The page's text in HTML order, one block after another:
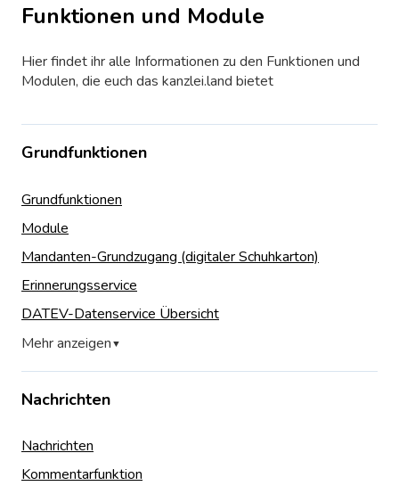
Funktionen und Module
Hier findet ihr alle Informationen zu den Funktionen und
Modulen, die euch das kanzlei.land bietet
Grundfunktionen
Grundfunktionen
Module
Mandanten-Grundzugang (digitaler Schuhkarton)
Erinnerungsservice
DATEV-Datenservice Übersicht
Mehr anzeigen ▼
Nachrichten
Nachrichten
Kommentarfunktion